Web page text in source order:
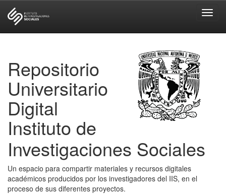
Repositorio
Universitario
Digital
Instituto de
Investigaciones Sociales
Un espacio para compartir materiales y recursos digitales
académicos producidos por los investigadores del IIS, en el
proceso de sus diferentes proyectos.